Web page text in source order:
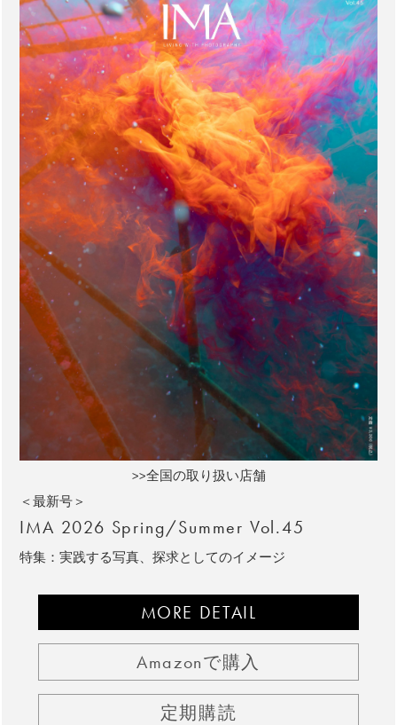
>>全国の取り扱い店舗
＜最新号＞
IMA 2026 Spring/Summer Vol.45
特集：実践する写真、探求としてのイメージ
MORE DETAIL
Amazonで購入
定期購読